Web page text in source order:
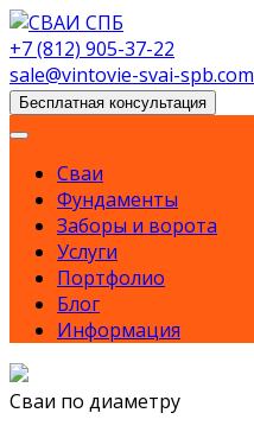
Skip
to
content
+7 (812) 905-37-22
sale@vintovie-svai-spb.com
Бесплатная консультация
Сваи
Фундаменты
Заборы и ворота
Услуги
Портфолио
Блог
Информация
Сваи по диаметру